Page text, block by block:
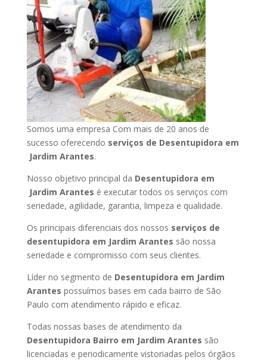
Somos uma empresa Com mais de 20 anos de
sucesso oferecendo serviços de Desentupidora em
Jardim Arantes.
Nosso objetivo principal da Desentupidora em
Jardim Arantes é executar todos os serviços com
seriedade, agilidade, garantia, limpeza e qualidade.
Os principais diferenciais dos nossos serviços de
desentupidora em Jardim Arantes são nossa
seriedade e compromisso com seus clientes.
Líder no segmento de Desentupidora em Jardim
Arantes possuímos bases em cada bairro de São
Paulo com atendimento rápido e eficaz.
Todas nossas bases de atendimento da
Desentupidora Bairro em Jardim Arantes são
licenciadas e periodicamente vistoriadas pelos órgãos